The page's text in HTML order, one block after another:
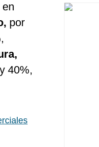
por
40%,